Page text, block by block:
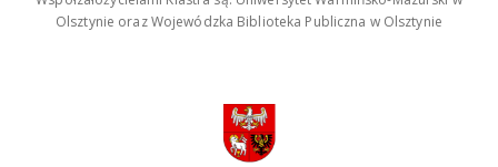
Olsztynie oraz Wojewódzka Biblioteka Publiczna w Olsztynie